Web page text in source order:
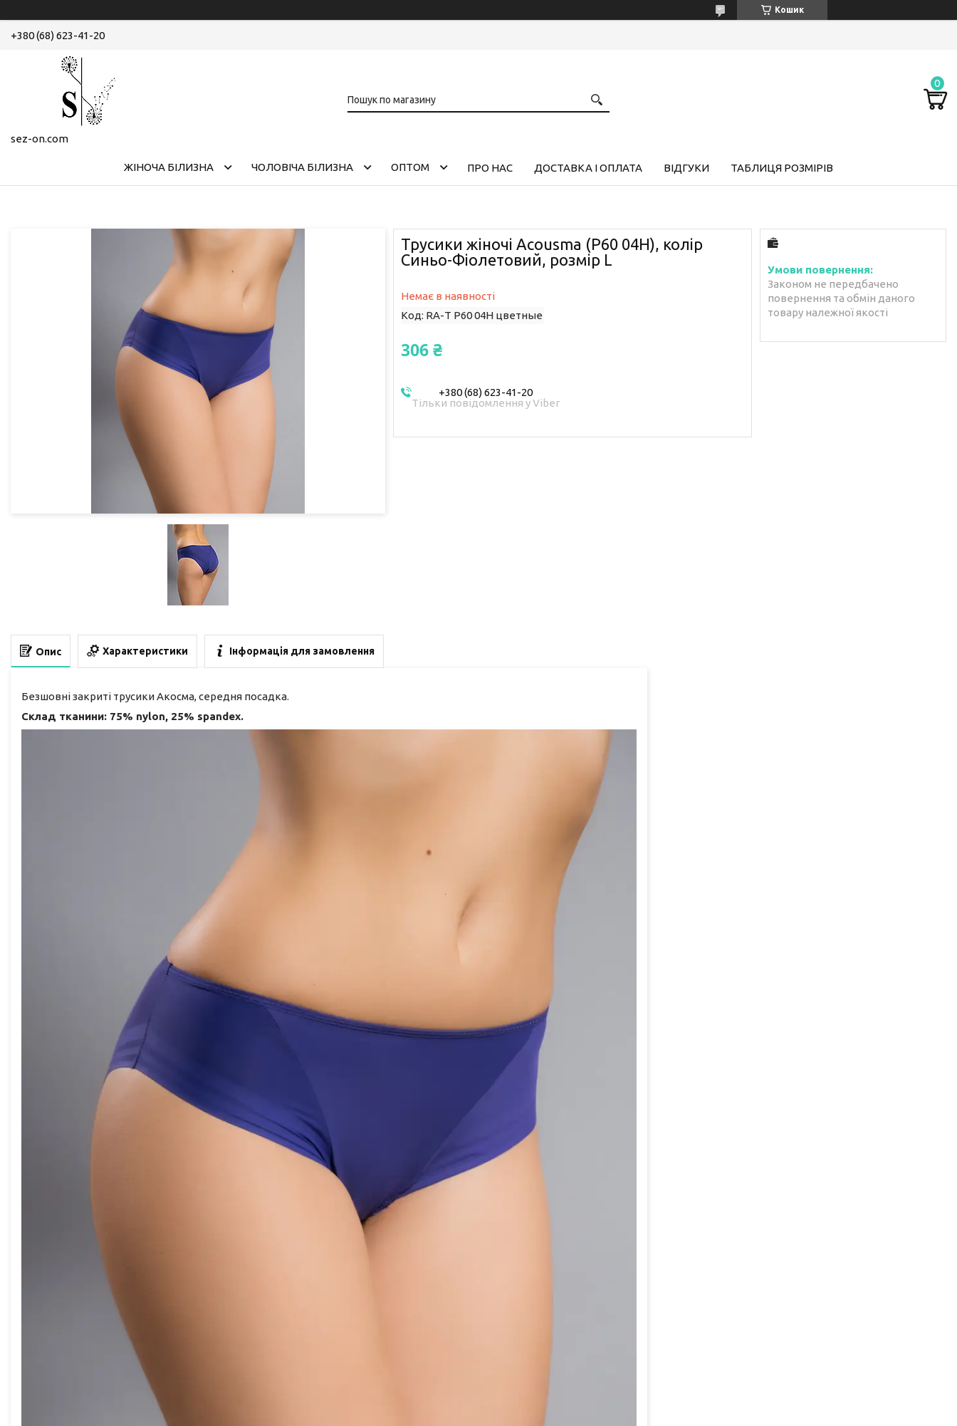
Кошик
+380 (68) 623-41-20
sez-on.com
ЖІНОЧА БІЛИЗНА ЧОЛОВІЧА БІЛИЗНА ОПТОМ ПРО НАС ДОСТАВКА І ОПЛАТА ВІДГУКИ ТАБЛИЦЯ РОЗМІРІВ
Трусики жіночі Acousma (P60 04H), колір
Синьо-Фіолетовий, розмір L
Немає в наявності
Код: RA-Т P60 04H цветные
306 ₴
+380 (68) 623-41-20
Тільки повідомлення у Viber
Законом не передбачено
повернення та обмін даного
товару належної якості
Опис Характеристики Інформація для замовлення
Безшовні закриті трусики Акосма, середня посадка.
Склад тканини: 75% nylon, 25% spandex.